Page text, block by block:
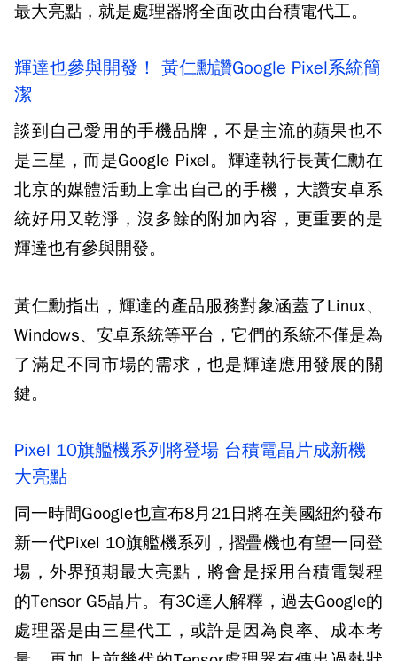
最大亮點，就是處理器將全面改由台積電代工。
輝達也參與開發！ 黃仁勳讚Google Pixel系統簡
潔
談到自己愛用的手機品牌，不是主流的蘋果也不
是三星，而是Google Pixel。輝達執行長黃仁勳在
北京的媒體活動上拿出自己的手機，大讚安卓系
統好用又乾淨，沒多餘的附加內容，更重要的是
輝達也有參與開發。
黃仁勳指出，輝達的產品服務對象涵蓋了Linux、
Windows、安卓系統等平台，它們的系統不僅是為
了滿足不同市場的需求，也是輝達應用發展的關
鍵。
Pixel 10旗艦機系列將登場 台積電晶片成新機
大亮點
同一時間Google也宣布8月21日將在美國紐約發布
新一代Pixel 10旗艦機系列，摺疊機也有望一同登
場，外界預期最大亮點，將會是採用台積電製程
的Tensor G5晶片。有3C達人解釋，過去Google的
處理器是由三星代工，或許是因為良率、成本考